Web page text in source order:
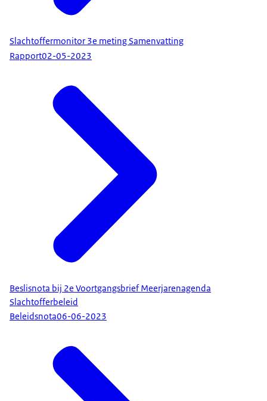
Slachtoffermonitor 3e meting Samenvatting
Rapport02-05-2023
Beslisnota bij 2e Voortgangsbrief Meerjarenagenda
Slachtofferbeleid
Beleidsnota06-06-2023